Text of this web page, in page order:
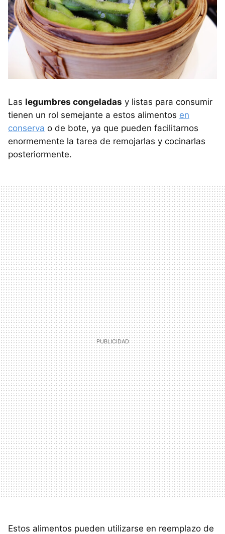
Las legumbres congeladas y listas para consumir
tienen un rol semejante a estos alimentos en
conserva o de bote, ya que pueden facilitarnos
enormemente la tarea de remojarlas y cocinarlas
posteriormente.
Estos alimentos pueden utilizarse en reemplazo de